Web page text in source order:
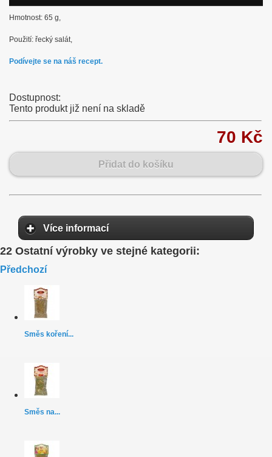
Hmotnost: 65 g,
Použití: řecký salát,
Podívejte se na náš recept.
Dostupnost:
Tento produkt již není na skladě
70 Kč
Přidat do košíku
Více informací
22 Ostatní výrobky ve stejné kategorii:
Předchozí
Směs koření...
Směs na...